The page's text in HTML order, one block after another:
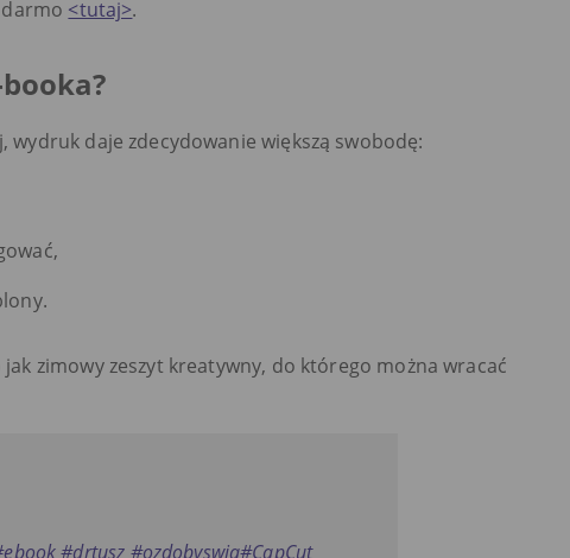
darmo <tutaj>.
daje zdecydowanie większą swobodę:
zimowy zeszyt kreatywny, do którego można wracać
#drtusz #ozdobyswia#CapCut